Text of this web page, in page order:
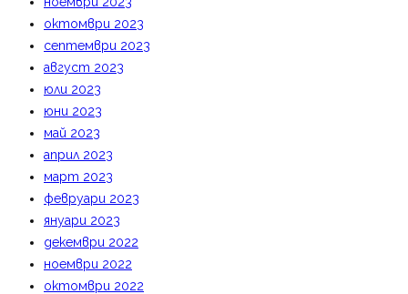
октомври 2023
септември 2023
август 2023
юли 2023
юни 2023
май 2023
април 2023
март 2023
февруари 2023
януари 2023
декември 2022
ноември 2022
октомври 2022